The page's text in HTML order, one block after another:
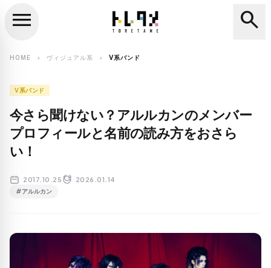
search
menu search
HOME chevron_right ヴィジュアル系 chevron_right V系バンド
V系バンド
今さら聞けない？アルルカンのメンバー
プロフィールと名前の読み方をおさら
い！
2017.10.25 2026.01.14
#アルルカン